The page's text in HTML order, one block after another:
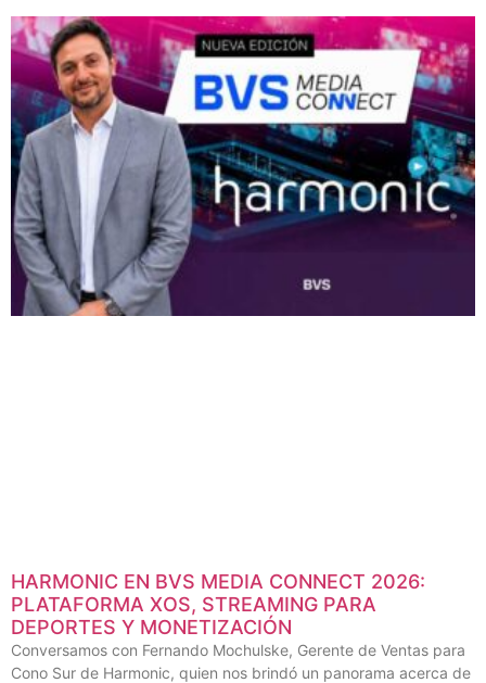
HARMONIC EN BVS MEDIA CONNECT 2026:
PLATAFORMA XOS, STREAMING PARA
DEPORTES Y MONETIZACIÓN
Conversamos con Fernando Mochulske, Gerente de Ventas para
Cono Sur de Harmonic, quien nos brindó un panorama acerca de